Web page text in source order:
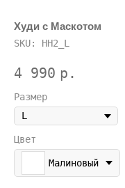
Худи с Маскотом
SKU: HH2_L
4 990 р.
Размер
Цвет
Малиновый